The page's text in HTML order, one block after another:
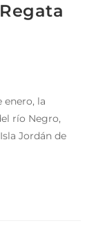
enero, la
río Negro,
Jordán de